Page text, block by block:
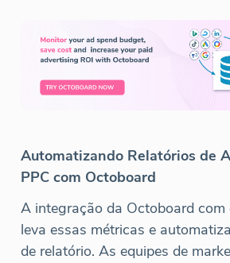
Automatizando Relatórios de
PPC com Octoboard
A integração da Octoboard
leva essas métricas e
de relatório. As equipes de